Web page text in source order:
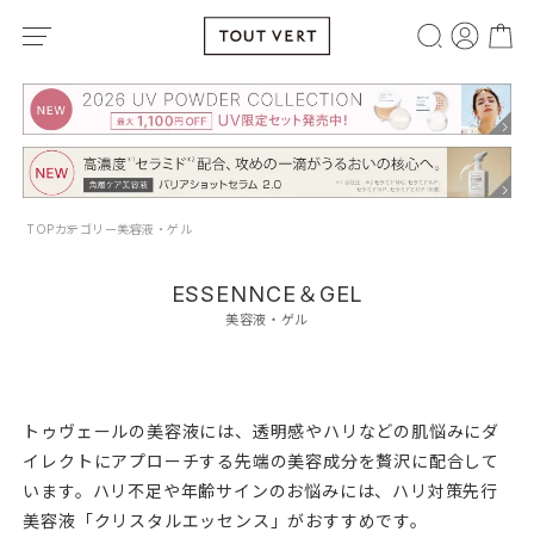
TOPカテゴリー美容液・ゲル
ESSENNCE＆GEL
美容液・ゲル
トゥヴェールの美容液には、透明感やハリなどの肌悩みにダ
イレクトにアプローチする先端の美容成分を贅沢に配合して
います。ハリ不足や年齢サインのお悩みには、ハリ対策先行
美容液「クリスタルエッセンス」がおすすめです。